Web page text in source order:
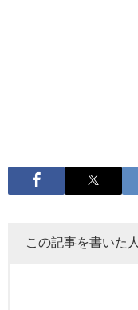
この記事を書いた人